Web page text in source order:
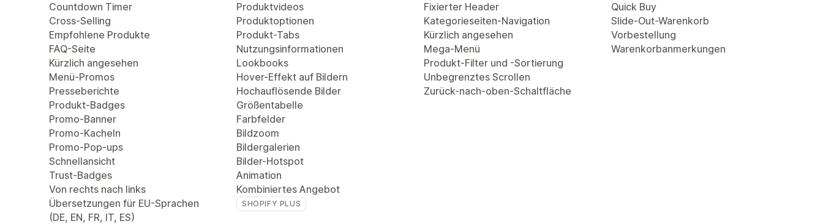
Countdown Timer
Cross-Selling
Empfohlene Produkte
FAQ-Seite
Kürzlich angesehen
Menü-Promos
Presseberichte
Produkt-Badges
Promo-Banner
Promo-Kacheln
Promo-Pop-ups
Schnellansicht
Trust-Badges
Von rechts nach links
Übersetzungen für EU-Sprachen
(DE, EN, FR, IT, ES)
Produktvideos
Produktoptionen
Produkt-Tabs
Nutzungsinformationen
Lookbooks
Hover-Effekt auf Bildern
Hochauflösende Bilder
Größentabelle
Farbfelder
Bildzoom
Bildergalerien
Bilder-Hotspot
Animation
Kombiniertes Angebot
SHOPIFY PLUS
Fixierter Header
Kategorieseiten-Navigation
Kürzlich angesehen
Mega-Menü
Produkt-Filter und -Sortierung
Unbegrenztes Scrollen
Zurück-nach-oben-Schaltfläche
Quick Buy
Slide-Out-Warenkorb
Vorbestellung
Warenkorbanmerkungen